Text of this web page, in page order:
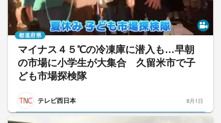
マイナス４５℃の冷凍庫に潜入も…早朝
の市場に小学生が大集合 久留米市で子
ども市場探検隊
テレビ西日本
都道府県
8月1日